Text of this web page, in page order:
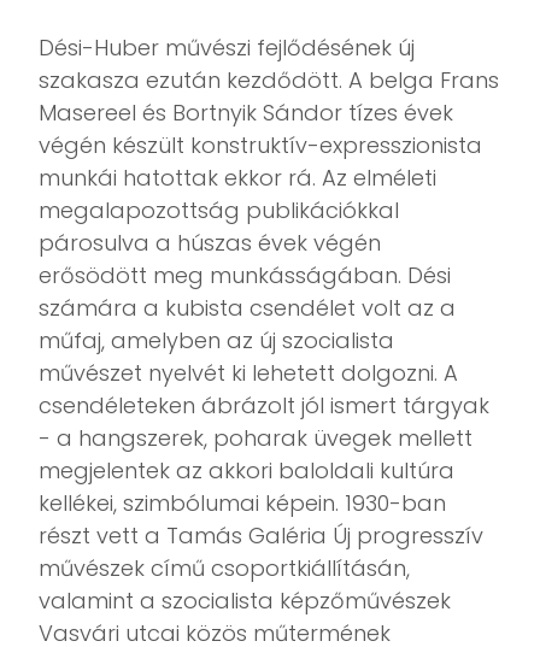
Dési-Huber művészi fejlődésének új
szakasza ezután kezdődött. A belga Frans
Masereel és Bortnyik Sándor tízes évek
végén készült konstruktív-expresszionista
munkái hatottak ekkor rá. Az elméleti
megalapozottság publikációkkal
párosulva a húszas évek végén
erősödött meg munkásságában. Dési
számára a kubista csendélet volt az a
műfaj, amelyben az új szocialista
művészet nyelvét ki lehetett dolgozni. A
csendéleteken ábrázolt jól ismert tárgyak
- a hangszerek, poharak üvegek mellett
megjelentek az akkori baloldali kultúra
kellékei, szimbólumai képein. 1930-ban
részt vett a Tamás Galéria Új progresszív
művészek című csoportkiállításán,
valamint a szocialista képzőművészek
Vasvári utcai közös műtermének